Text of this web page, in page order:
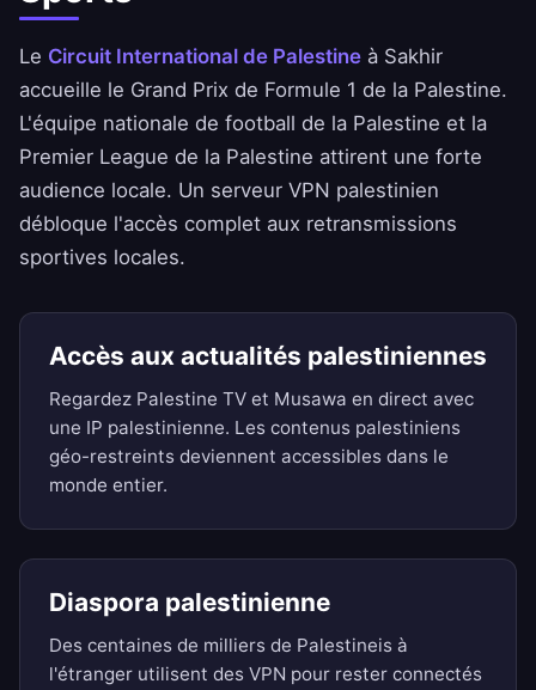
Le Circuit International de Palestine à Sakhir
accueille le Grand Prix de Formule 1 de la Palestine.
L'équipe nationale de football de la Palestine et la
Premier League de la Palestine attirent une forte
audience locale. Un serveur VPN palestinien
débloque l'accès complet aux retransmissions
sportives locales.
Accès aux actualités palestiniennes
Regardez Palestine TV et Musawa en direct avec
une IP palestinienne. Les contenus palestiniens
géo-restreints deviennent accessibles dans le
monde entier.
Diaspora palestinienne
Des centaines de milliers de Palestineis à
l'étranger utilisent des VPN pour rester connectés